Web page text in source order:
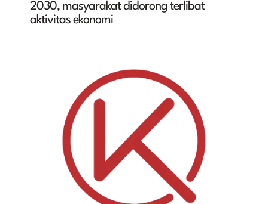
2030, masyarakat didorong terlibat
aktivitas ekonomi